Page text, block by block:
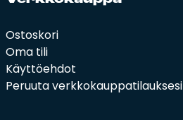
Ostoskori
Oma tili
Käyttöehdot
Peruuta verkkokauppatilauksesi